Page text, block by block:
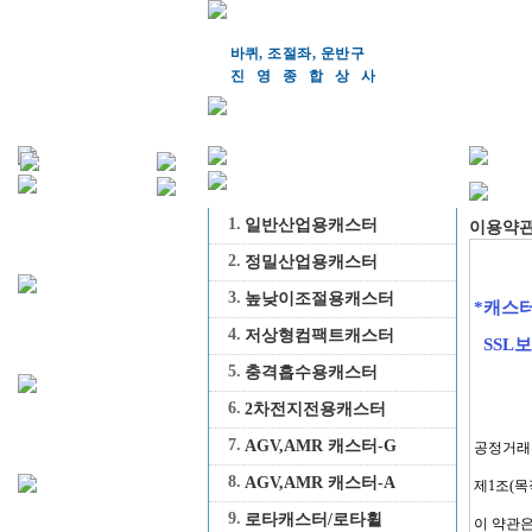
바퀴, 조절좌, 운반구
진영종합상 사
1. 일반산업용캐스터
2. 정밀산업용캐스터
3. 높낮이조절용캐스터
4. 저상형컴팩트캐스터
5. 충격흡수용캐스터
6. 2차전지전용캐스터
7. AGV,AMR 캐스터-G
8. AGV,AMR 캐스터-A
9. 로타캐스터/로타휠
이용약